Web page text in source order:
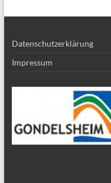
Datenschutzerklärung
Impressum